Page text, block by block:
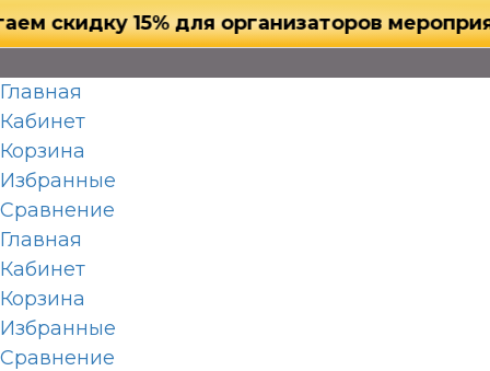
15% для организаторов
Главная
Кабинет
Корзина
Избранные
Сравнение
Главная
Кабинет
Корзина
Избранные
Сравнение